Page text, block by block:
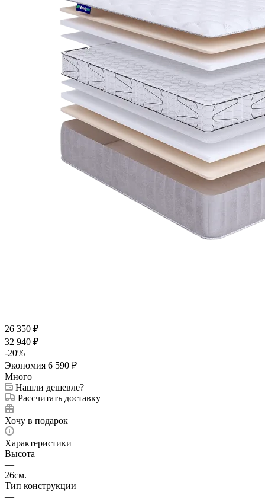
26 350 ₽
32 940 ₽
-20%
Экономия 6 590 ₽
Много
Нашли дешевле?
Рассчитать доставку
Хочу в подарок
Характеристики
Высота
—
26см.
Тип конструкции
—